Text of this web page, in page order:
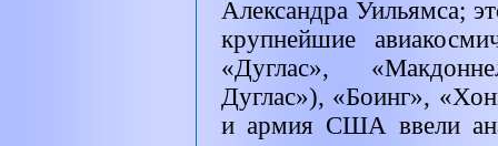
Александра Уильямса;
крупнейшие
«Дуглас»,
Дуглас»), «Боинг»,
и армия США ввели